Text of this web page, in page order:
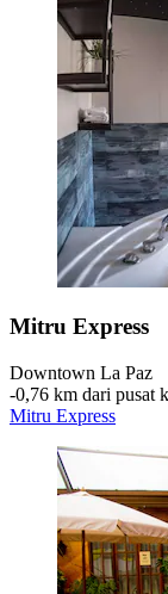
Mitru Express
Downtown La Paz
‐0,76 km dari pusat
Mitru Express